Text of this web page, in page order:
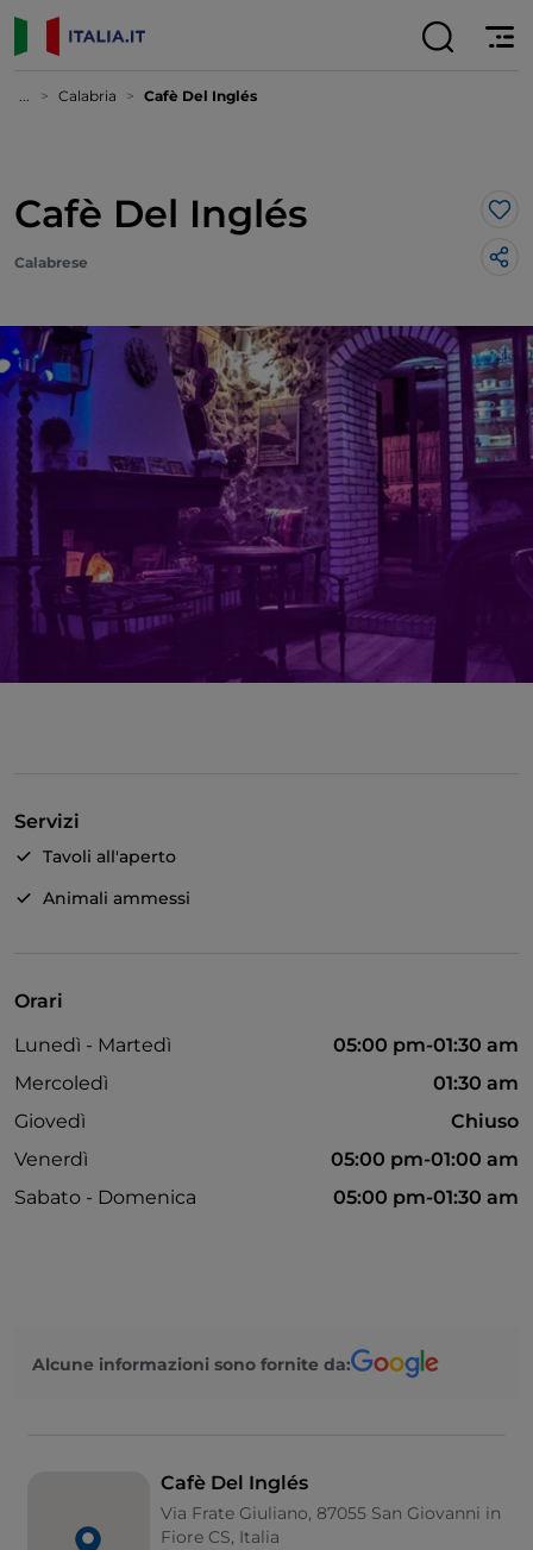
... Calabria Cafè Del Inglés
Cafè Del Inglés
Calabrese
Servizi
Tavoli all'aperto
Animali ammessi
Orari
Lunedì - Martedì
05:00 pm-01:30 am
Mercoledì
01:30 am
Giovedì
Chiuso
Venerdì
05:00 pm-01:00 am
Sabato - Domenica
05:00 pm-01:30 am
Alcune informazioni sono fornite da:
Cafè Del Inglés
Via Frate Giuliano, 87055 San Giovanni in
Fiore CS, Italia